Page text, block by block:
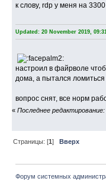
к слову, rdp у меня на
Updated: 20 November 2019,
настроил в файрволе
дома, а пытался
вопрос снят, все норм
« Последнее
Страницы: [1]Вверх
Форум системных